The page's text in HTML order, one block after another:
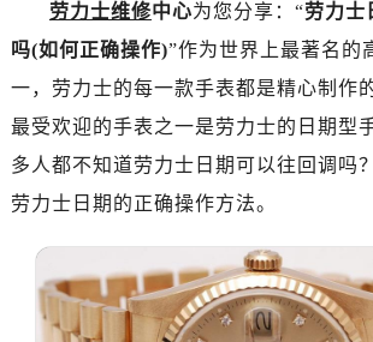
劳力士维修中心为您分享：“劳力士
吗(如何正确操作)”作为世界上最著名的
一，劳力士的每一款手表都是精心制作
最受欢迎的手表之一是劳力士的日期型
多人都不知道劳力士日期可以往回调吗
劳力士日期的正确操作方法。